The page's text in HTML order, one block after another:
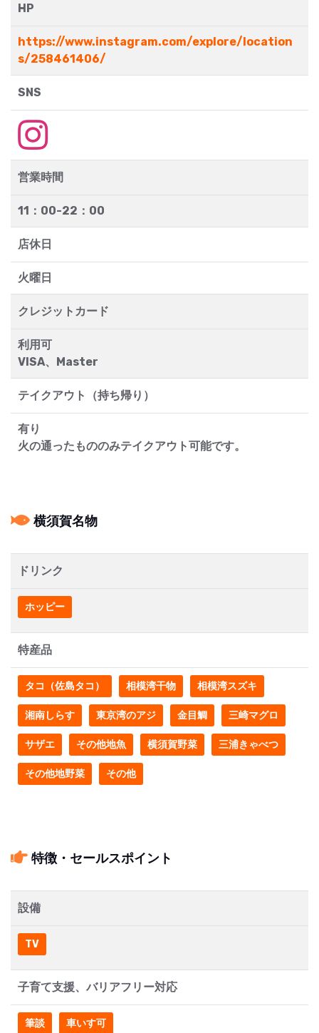
HP
https://www.instagram.com/explore/location
s/258461406/
SNS
営業時間
11：00-22：00
店休日
火曜日
クレジットカード
利用可
VISA、Master
テイクアウト（持ち帰り）
有り
火の通ったもののみテイクアウト可能です。
横須賀名物
ドリンク
ホッピー
特産品
タコ（佐島タコ） 相模湾干物 相模湾スズキ
湘南しらす 東京湾のアジ 金目鯛 三崎マグロ
サザエ その他地魚 横須賀野菜 三浦きゃべつ
その他地野菜 その他
特徴・セールスポイント
設備
TV
子育て支援、バリアフリー対応
筆談 車いす可